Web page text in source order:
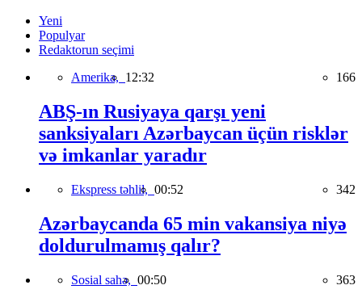
Yeni
Populyar
Redaktorun seçimi
Amerika, 12:32 166
ABŞ-ın Rusiyaya qarşı yeni
sanksiyaları Azərbaycan üçün risklər
və imkanlar yaradır
Ekspress təhlil, 00:52 342
Azərbaycanda 65 min vakansiya niyə
doldurulmamış qalır?
Sosial sahə, 00:50 363